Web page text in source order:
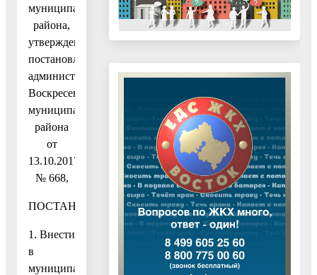
муниципального
района,
утвержденным
постановлением
администрации
Воскресенского
муниципального
района
от
13.10.2017
№ 668,
ПОСТАНОВЛЯЮ:
1. Внести
в
муниципальную